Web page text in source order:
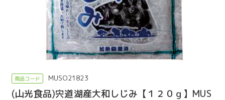
MUSO21823
(山光食品)宍道湖産大和しじみ【１２０ｇ】MUS